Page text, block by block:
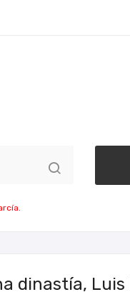
dinastía, Luis